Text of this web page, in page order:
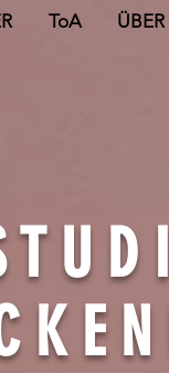
ToA
T U D
K E